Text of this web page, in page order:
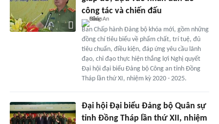
công tác và chiến đấu
Ban Chấp hành Đảng bộ khóa mới, gồm những
đồng chí tiêu biểu về phẩm chất, trí tuệ, đủ
tiêu chuẩn, điều kiện, đáp ứng yêu cầu lãnh
đạo, chỉ đạo thực hiện thắng lợi Nghị quyết
Đại hội đại biểu Đảng bộ Công an tỉnh Đồng
Tháp lần thứ XI, nhiệm kỳ 2020 - 2025.
Đại hội Đại biểu Đảng bộ Quân sự
tỉnh Đồng Tháp lần thứ XII, nhiệm